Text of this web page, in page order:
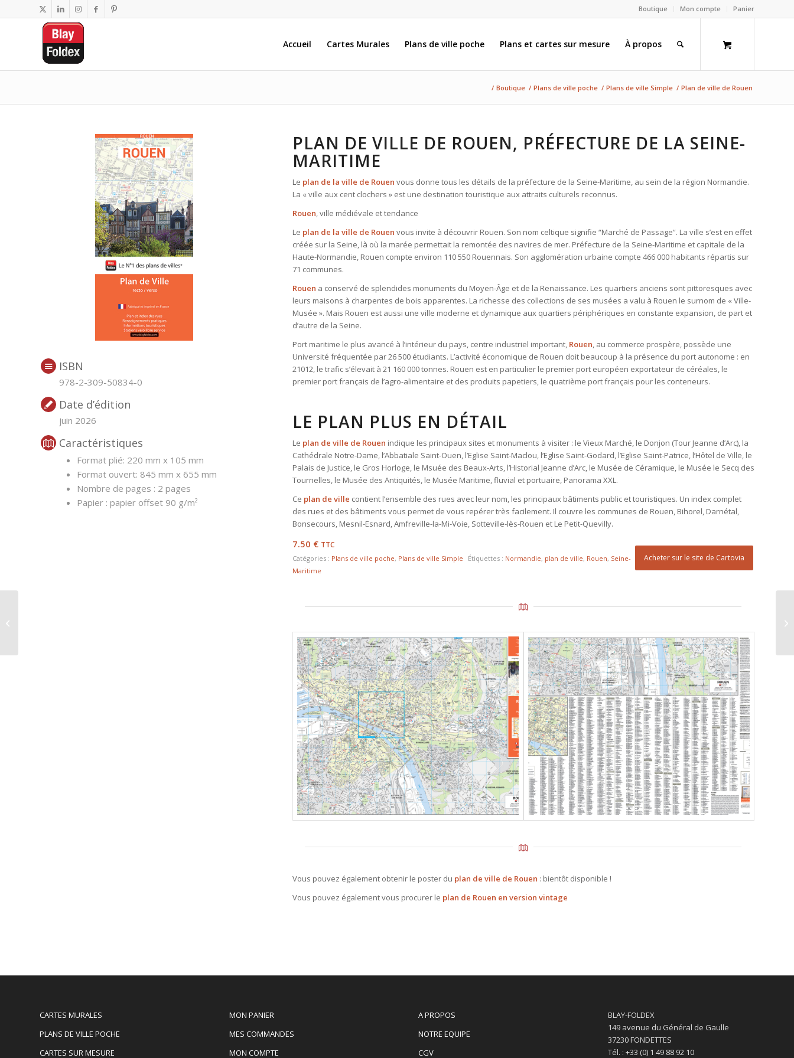
Boutique Mon compte Panier
Accueil Cartes Murales Plans de ville poche Plans et cartes sur mesure À propos
/ Boutique / Plans de ville poche / Plans de ville Simple / Plan de ville de Rouen
ISBN
978-2-309-50834-0
Date d’édition
juin 2026
Caractéristiques
Format plié: 220 mm x 105 mm
Format ouvert: 845 mm x 655 mm
Nombre de pages : 2 pages
Papier : papier offset 90 g/m²
PLAN DE VILLE DE ROUEN, PRÉFECTURE DE LA SEINE-
MARITIME
Le plan de la ville de Rouen vous donne tous les détails de la préfecture de la Seine-Maritime, au sein de la région Normandie.
La « ville aux cent clochers » est une destination touristique aux attraits culturels reconnus.
Rouen, ville médiévale et tendance
Le plan de la ville de Rouen vous invite à découvrir Rouen. Son nom celtique signifie “Marché de Passage”. La ville s’est en effet
créée sur la Seine, là où la marée permettait la remontée des navires de mer. Préfecture de la Seine-Maritime et capitale de la
Haute-Normandie, Rouen compte environ 110 550 Rouennais. Son agglomération urbaine compte 466 000 habitants répartis sur
71 communes.
Rouen a conservé de splendides monuments du Moyen-Âge et de la Renaissance. Les quartiers anciens sont pittoresques avec
leurs maisons à charpentes de bois apparentes. La richesse des collections de ses musées a valu à Rouen le surnom de « Ville-
Musée ». Mais Rouen est aussi une ville moderne et dynamique aux quartiers périphériques en constante expansion, de part et
d’autre de la Seine.
Port maritime le plus avancé à l’intérieur du pays, centre industriel important, Rouen, au commerce prospère, possède une
Université fréquentée par 26 500 étudiants. L’activité économique de Rouen doit beaucoup à la présence du port autonome : en
21012, le trafic s’élevait à 21 160 000 tonnes. Rouen est en particulier le premier port européen exportateur de céréales, le
premier port français de l’agro-alimentaire et des produits papetiers, le quatrième port français pour les conteneurs.
LE PLAN PLUS EN DÉTAIL
Le plan de ville de Rouen indique les principaux sites et monuments à visiter : le Vieux Marché, le Donjon (Tour Jeanne d’Arc), la
Cathédrale Notre-Dame, l’Abbatiale Saint-Ouen, l’Eglise Saint-Maclou, l’Eglise Saint-Godard, l’Eglise Saint-Patrice, l’Hôtel de Ville, le
Palais de Justice, le Gros Horloge, le Msuée des Beaux-Arts, l’Historial Jeanne d’Arc, le Musée de Céramique, le Musée le Secq des
Tournelles, le Musée des Antiquités, le Musée Maritime, fluvial et portuaire, Panorama XXL.
Ce plan de ville contient l’ensemble des rues avec leur nom, les principaux bâtiments public et touristiques. Un index complet
des rues et des bâtiments vous permet de vous repérer très facilement. Il couvre les communes de Rouen, Bihorel, Darnétal,
Bonsecours, Mesnil-Esnard, Amfreville-la-Mi-Voie, Sotteville-lès-Rouen et Le Petit-Quevilly.
7.50 € TTC
Acheter sur le site de Cartovia
Catégories : Plans de ville poche, Plans de ville Simple Étiquettes : Normandie, plan de ville, Rouen, Seine-
Maritime
Vous pouvez également obtenir le poster du plan de ville de Rouen : bientôt disponible !
Vous pouvez également vous procurer le plan de Rouen en version vintage
CARTES MURALES
PLANS DE VILLE POCHE
CARTES SUR MESURE
MON PANIER
MES COMMANDES
MON COMPTE
A PROPOS
NOTRE EQUIPE
CGV
BLAY-FOLDEX
149 avenue du Général de Gaulle
37230 FONDETTES
Tél. : +33 (0) 1 49 88 92 10